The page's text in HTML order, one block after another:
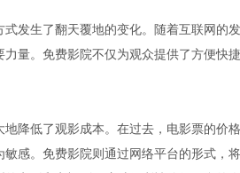
发生了翻天覆地的变化。随着互联网的
力量。免费影院不仅为观众提供了方便快
降低了观影成本。在过去，电影票的价
敏感。免费影院则通过网络平台的形式，